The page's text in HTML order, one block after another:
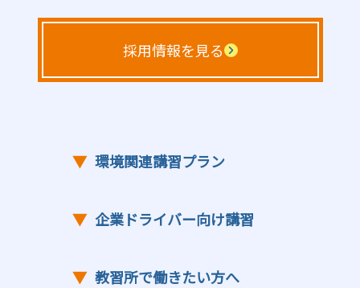
採用情報を見る
▼ 環境関連講習プラン
▼ 企業ドライバー向け講習
▼ 教習所で働きたい方へ